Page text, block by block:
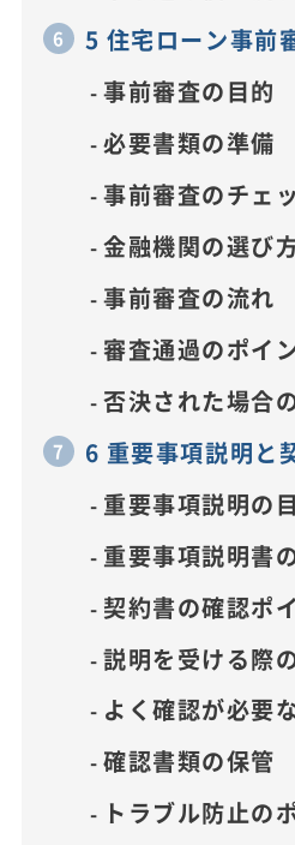
5 住宅ローン事前
事前審査の目的
必要書類の準備
事前審査のチェ
金融機関の選び
事前審査の流れ
審査通過のポイ
否決された場合
6 重要事項説明と
重要事項説明の
重要事項説明書
契約書の確認ポ
説明を受ける際
よく確認が必要
確認書類の保管
トラブル防止の